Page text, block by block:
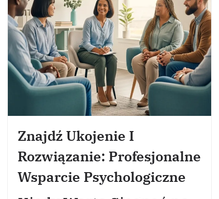
Znajdź Ukojenie I
Rozwiązanie: Profesjonalne
Wsparcie Psychologiczne